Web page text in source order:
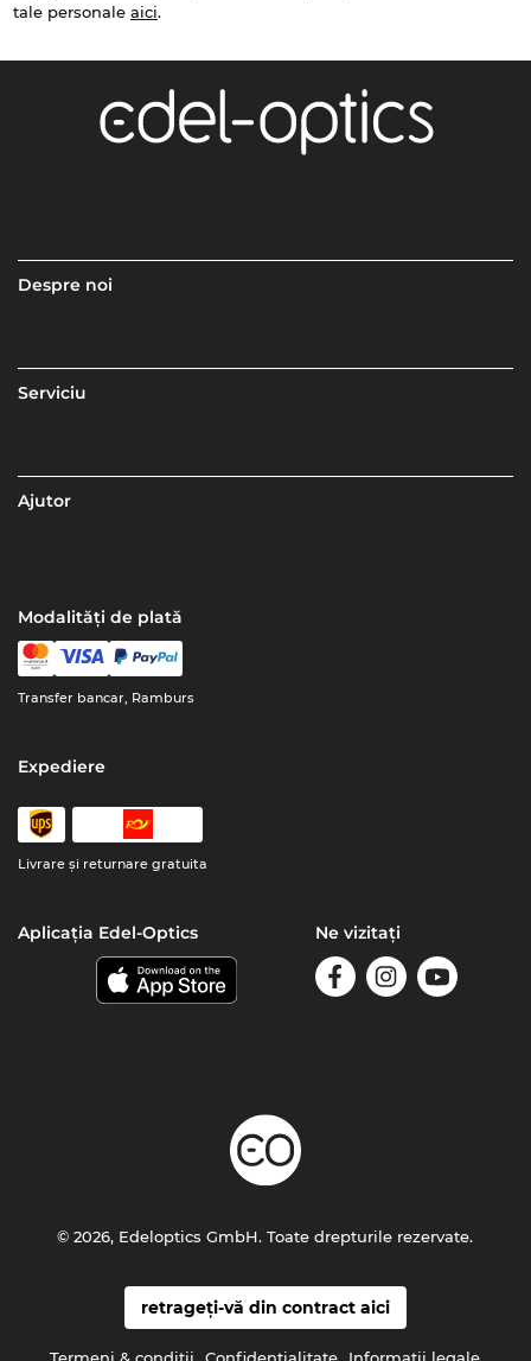
tale personale aici.
Despre noi
Serviciu
Ajutor
Modalități de plată
Transfer bancar, Ramburs
Expediere
Livrare şi returnare gratuita
Aplicația Edel-Optics Ne vizitați
retrageți-vă din contract aici
Termeni & condiţii Confidenţialitate Informaţii legale
© 2026, Edeloptics GmbH. Toate drepturile rezervate.